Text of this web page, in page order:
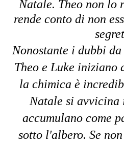
Natale. Theo non lo
rende conto di non
Nonostante i dubbi
Theo e Luke iniziano
la chimica è
Natale si avvicina
accumulano come
sotto l'albero. Se